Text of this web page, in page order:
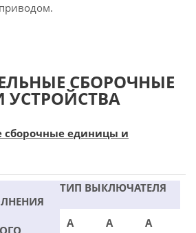
СБОРОЧНЫЕ
сборочные единицы и
ТИП ВЫКЛЮЧАТЕЛЯ
А
А
А